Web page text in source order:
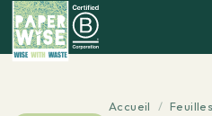
Accueil /